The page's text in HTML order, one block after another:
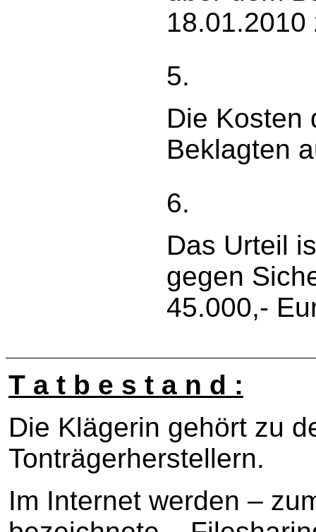
5.
Die Kosten
Beklagten
6.
Das Urteil
gegen
45.000,-
T a t b e s t a n d :
Die Klägerin gehört zu
Tonträgerherstellern.
Im Internet werden –